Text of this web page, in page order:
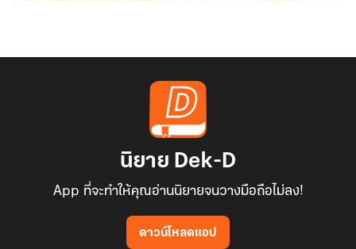
นิยาย Dek-D
App ที่จะทำให้คุณอ่านนิยายจนวางมือถือไม่ลง!
ดาวน์โหลดแอป